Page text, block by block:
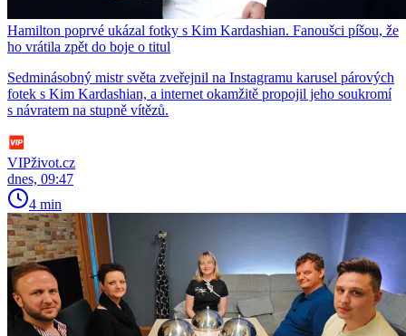
Hamilton poprvé ukázal fotky s Kim Kardashian. Fanoušci píšou, že
ho vrátila zpět do boje o titul
Sedminásobný mistr světa zveřejnil na Instagramu karusel párových
fotek s Kim Kardashian, a internet okamžitě propojil jeho soukromí
s návratem na stupně vítězů.
VIPživot.cz
dnes, 09:47
4 min